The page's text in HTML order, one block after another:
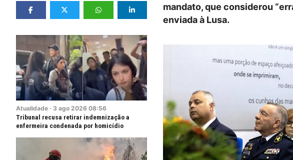
Atualidade · 3 ago 2026 08:56
Tribunal recusa retirar indemnização a
enfermeira condenada por homicídio
mandato, que considerou
enviada à Lusa.